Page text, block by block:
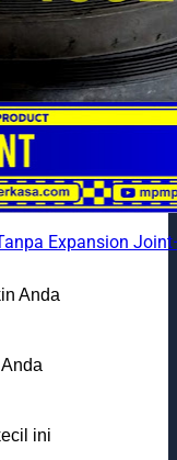
Expansion
Anda
ini